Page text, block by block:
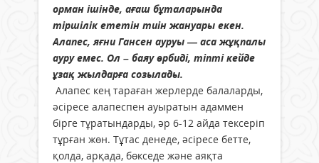
орман ішінде, ағаш бұталарында
тіршілік ететін тиін жануары екен.
Алапес, яғни Гансен ауруы — аса жұқпалы
ауру емес. Ол – баяу өрбиді, тіпті кейде
ұзақ жылдарға созылады.
Алапес кең тараған жерлерде балаларды,
әсіресе алапеспен ауыратын адаммен
бірге тұратындарды, әр 6-12 айда тексеріп
тұрған жөн. Тұтас денеде, әсіресе бетте,
қолда, арқада, бөкседе және аяқта